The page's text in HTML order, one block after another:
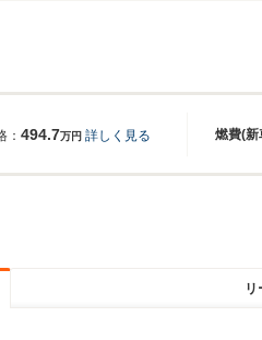
燃費(新
： 494.7万円 詳しく見る
リ